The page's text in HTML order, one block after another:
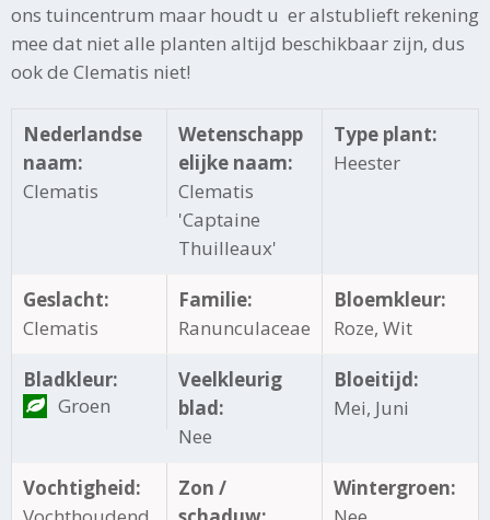
ons tuincentrum maar houdt u er alstublieft rekening
mee dat niet alle planten altijd beschikbaar zijn, dus
ook de Clematis niet!
Nederlandse
naam:
Clematis
Wetenschapp
elijke naam:
Clematis
'Captaine
Thuilleaux'
Type plant:
Heester
Geslacht:
Clematis
Familie:
Ranunculaceae
Bloemkleur:
Roze, Wit
Bladkleur:
Groen
Veelkleurig
blad:
Nee
Bloeitijd:
Mei, Juni
Vochtigheid:
Zon /
Wintergroen: